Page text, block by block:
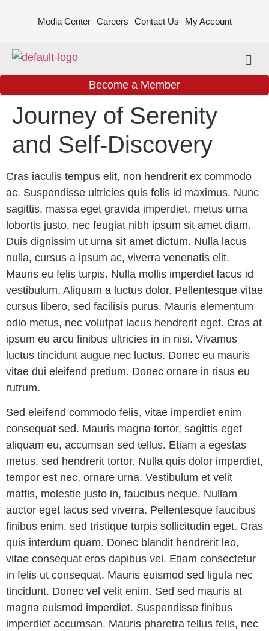
Media Center Careers Contact Us My Account
Become a Member
Journey of Serenity
and Self-Discovery
Cras iaculis tempus elit, non hendrerit ex commodo
ac. Suspendisse ultricies quis felis id maximus. Nunc
sagittis, massa eget gravida imperdiet, metus urna
lobortis justo, nec feugiat nibh ipsum sit amet diam.
Duis dignissim ut urna sit amet dictum. Nulla lacus
nulla, cursus a ipsum ac, viverra venenatis elit.
Mauris eu felis turpis. Nulla mollis imperdiet lacus id
vestibulum. Aliquam a luctus dolor. Pellentesque vitae
cursus libero, sed facilisis purus. Mauris elementum
odio metus, nec volutpat lacus hendrerit eget. Cras at
ipsum eu arcu finibus ultricies in in nisi. Vivamus
luctus tincidunt augue nec luctus. Donec eu mauris
vitae dui eleifend pretium. Donec ornare in risus eu
rutrum.
Sed eleifend commodo felis, vitae imperdiet enim
consequat sed. Mauris magna tortor, sagittis eget
aliquam eu, accumsan sed tellus. Etiam a egestas
metus, sed hendrerit tortor. Nulla quis dolor imperdiet,
tempor est nec, ornare urna. Vestibulum et velit
mattis, molestie justo in, faucibus neque. Nullam
auctor eget lacus sed viverra. Pellentesque faucibus
finibus enim, sed tristique turpis sollicitudin eget. Cras
quis interdum quam. Donec blandit hendrerit leo,
vitae consequat eros dapibus vel. Etiam consectetur
in felis ut consequat. Mauris euismod sed ligula nec
tincidunt. Donec vel velit enim. Sed sed mauris at
magna euismod imperdiet. Suspendisse finibus
imperdiet accumsan. Mauris pharetra tellus felis, nec